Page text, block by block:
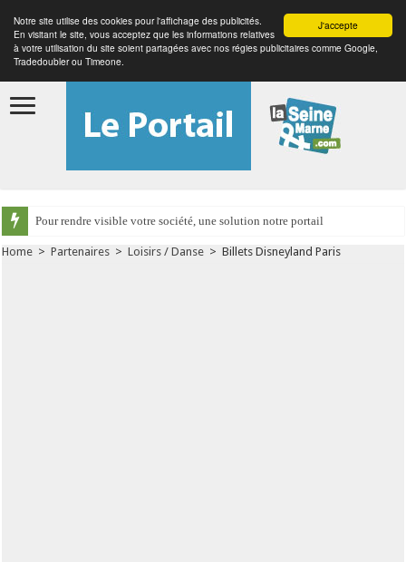
J'accepte
Notre site utilise des cookies pour l'affichage des publicités.
En visitant le site, vous acceptez que les informations relatives
à votre utilisation du site soient partagées avec nos régies publicitaires comme Google,
Tradedoubler ou Timeone.
Pour rendre visible votre société, une solution notre portail
Home > Partenaires > Loisirs / Danse > Billets Disneyland Paris